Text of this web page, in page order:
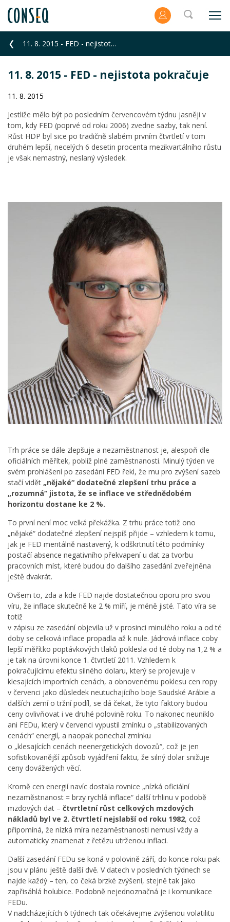
11. 8. 2015 - FED - nejistota pokračuje
11. 8. 2015 - FED - nejistota pokračuje
11. 8. 2015
Jestliže mělo být po posledním červencovém týdnu jasněji v
tom, kdy FED (poprvé od roku 2006) zvedne sazby, tak není.
Růst HDP byl sice po tradičně slabém prvním čtvrtletí v tom
druhém lepší, necelých 6 desetin procenta mezikvartálního růstu
je však nemastný, neslaný výsledek.
Trh práce se dále zlepšuje a nezaměstnanost je, alespoň dle
oficiálních měřítek, poblíž plné zaměstnanosti. Minulý týden ve
svém prohlášení po zasedání FED řekl, že mu pro zvýšení sazeb
stačí vidět „nějaké“ dodatečné zlepšení trhu práce a
„rozumná“ jistota, že se inflace ve střednědobém
horizontu dostane ke 2 %.
To první není moc velká překážka. Z trhu práce totiž ono
„nějaké“ dodatečné zlepšení nejspíš přijde – vzhledem k tomu,
jak je FED mentálně nastavený, k odškrtnutí této podmínky
postačí absence negativního překvapení u dat za tvorbu
pracovních míst, které budou do dalšího zasedání zveřejněna
ještě dvakrát.
Ovšem to, zda a kde FED najde dostatečnou oporu pro svou
víru, že inflace skutečně ke 2 % míří, je méně jisté. Tato víra se
totiž
v zápisu ze zasedání objevila už v prosinci minulého roku a od té
doby se celková inflace propadla až k nule. Jádrová inflace coby
lepší měřítko poptávkových tlaků poklesla od té doby na 1,2 % a
je tak na úrovni konce 1. čtvrtletí 2011. Vzhledem k
pokračujícímu efektu silného dolaru, který se projevuje v
klesajících importních cenách, a obnovenému poklesu cen ropy
v červenci jako důsledek neutuchajícího boje Saudské Arábie a
dalších zemí o tržní podíl, se dá čekat, že tyto faktory budou
ceny ovlivňovat i ve druhé polovině roku. To nakonec neuniklo
ani FEDu, který v červenci vypustil zmínku o „stabilizovaných
cenách“ energií, a naopak ponechal zmínku
o „klesajících cenách neenergetických dovozů“, což je jen
sofistikovanější způsob vyjádření faktu, že silný dolar snižuje
ceny dovážených věcí.
Kromě cen energií navíc dostala rovnice „nízká oficiální
nezaměstnanost = brzy rychlá inflace“ další trhlinu v podobě
mzdových dat – čtvrtletní růst celkových mzdových
nákladů byl ve 2. čtvrtletí nejslabší od roku 1982, což
připomíná, že nízká míra nezaměstnanosti nemusí vždy a
automaticky znamenat z řetězu utrženou inflaci.
Další zasedání FEDu se koná v polovině září, do konce roku pak
jsou v plánu ještě další dvě. V datech v posledních týdnech se
najde každý – ten, co čeká brzké zvýšení, stejně tak jako
zapřisáhlá holubice. Podobně nejednoznačná je i komunikace
FEDu.
V nadcházejících 6 týdnech tak očekávejme zvýšenou volatilitu